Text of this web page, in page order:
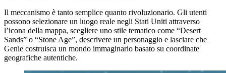
Il meccanismo è tanto semplice quanto rivoluzionario. Gli utenti
possono selezionare un luogo reale negli Stati Uniti attraverso
l’icona della mappa, scegliere uno stile tematico come “Desert
Sands” o “Stone Age”, descrivere un personaggio e lasciare che
Genie costruisca un mondo immaginario basato su coordinate
geografiche autentiche.